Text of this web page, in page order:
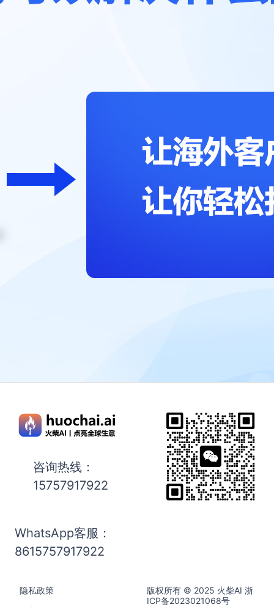
咨询热线：
15757917922
WhatsApp客服：
8615757917922
隐私政策
版权所有 © 2025 火柴AI 浙
ICP备2023021068号